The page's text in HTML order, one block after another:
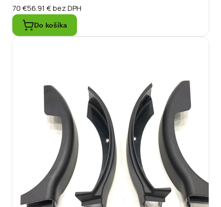
70 €56.91 €bez DPH
Do košíka